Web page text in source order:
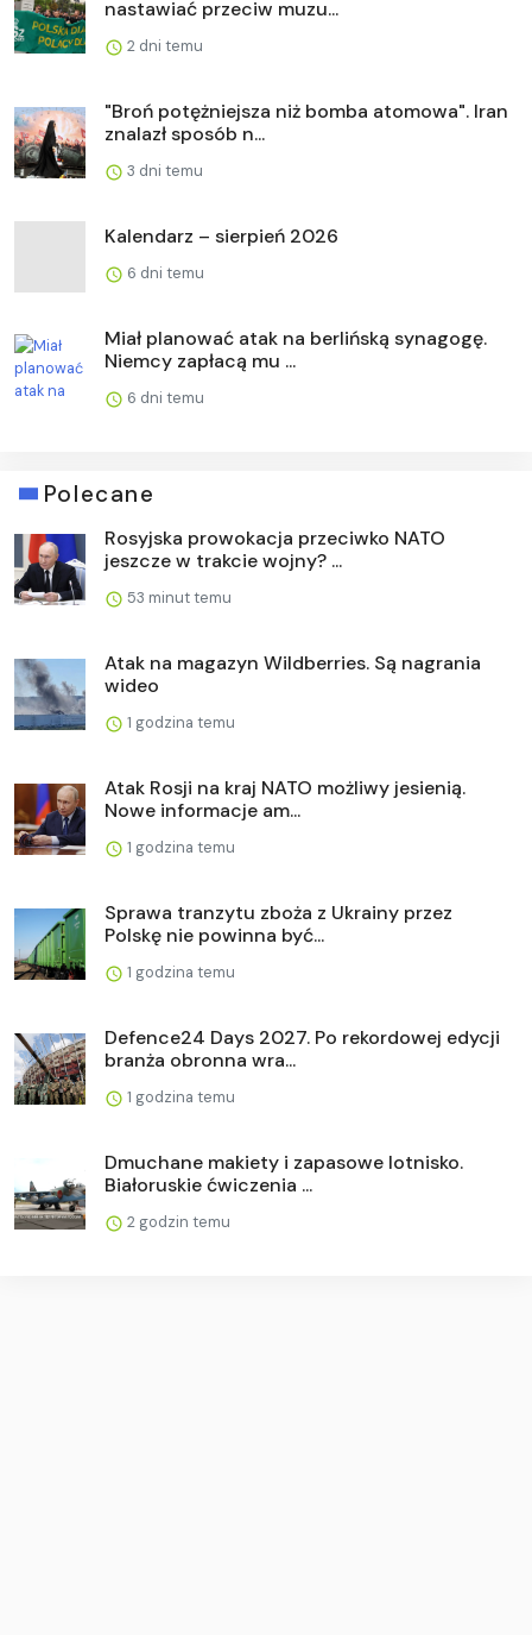
nastawiać przeciw muzu...
2 dni temu
"Broń potężniejsza niż bomba atomowa". Iran
znalazł sposób n...
3 dni temu
Kalendarz – sierpień 2026
6 dni temu
Miał planować atak na berlińską synagogę.
Niemcy zapłacą mu ...
6 dni temu
Polecane
Rosyjska prowokacja przeciwko NATO
jeszcze w trakcie wojny? ...
53 minut temu
Atak na magazyn Wildberries. Są nagrania
wideo
1 godzina temu
Atak Rosji na kraj NATO możliwy jesienią.
Nowe informacje am...
1 godzina temu
Sprawa tranzytu zboża z Ukrainy przez
Polskę nie powinna być...
1 godzina temu
Defence24 Days 2027. Po rekordowej edycji
branża obronna wra...
1 godzina temu
Dmuchane makiety i zapasowe lotnisko.
Białoruskie ćwiczenia ...
2 godzin temu